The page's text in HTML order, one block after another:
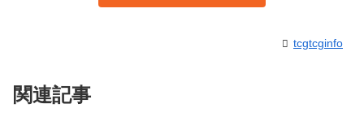
tcgtcginfo
関連記事